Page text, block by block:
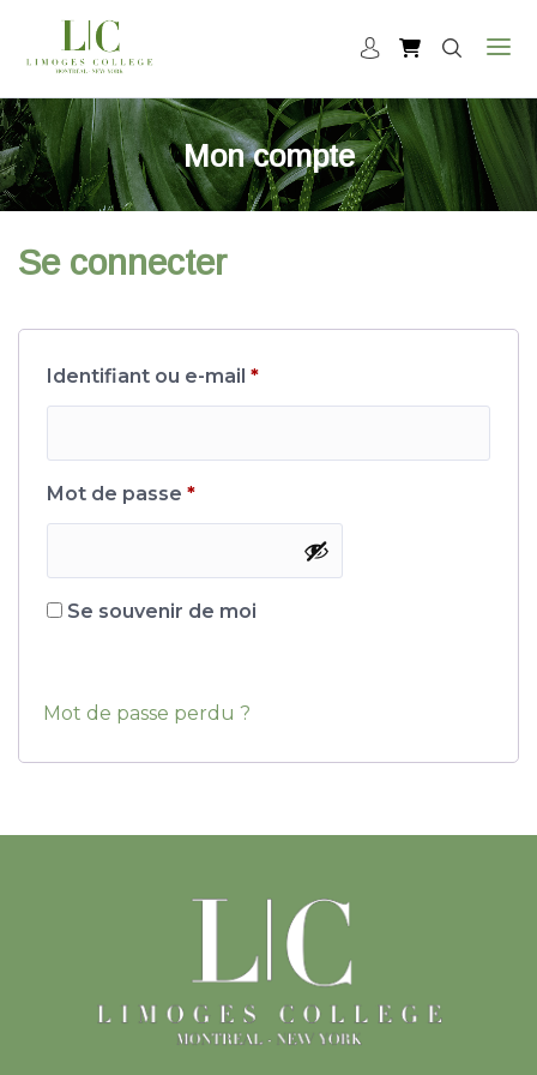
Mon compte
Se connecter
Identifiant ou e-mail *Obligatoire
Mot de passe *Obligatoire
Se souvenir de moi
Mot de passe perdu ?